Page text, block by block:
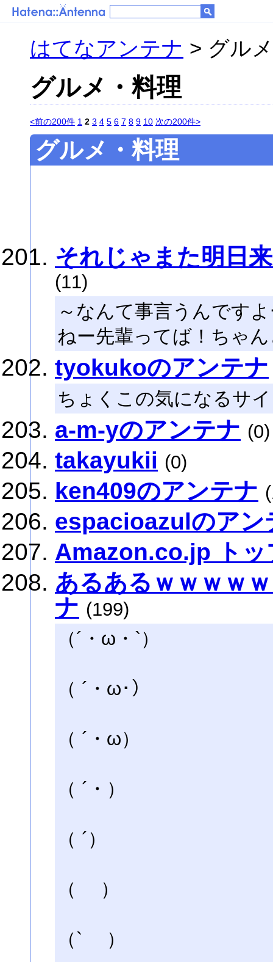
はてなアンテナ > グル
グルメ・料理
<前の200件 1 2 3 4 5 6 7 8 9 10 次の200件>
グルメ・料理
それじゃまた明日
(11)
～なんて事言うんです
ねー先輩ってば！ちゃ
tyokukoのアンテナ
ちょくこの気になるサ
a-m-yのアンテナ (0)
takayukii (0)
ken409のアンテナ
espacioazulのアン
Amazon.co.jp トッ
あるあるｗｗｗｗ
ナ (199)
（´・ω・`）
（ ´・ω･）
（ ´・ω）
（ ´・）
（ ´）
（ ）
（` ）